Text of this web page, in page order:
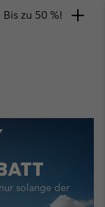
nur solange der